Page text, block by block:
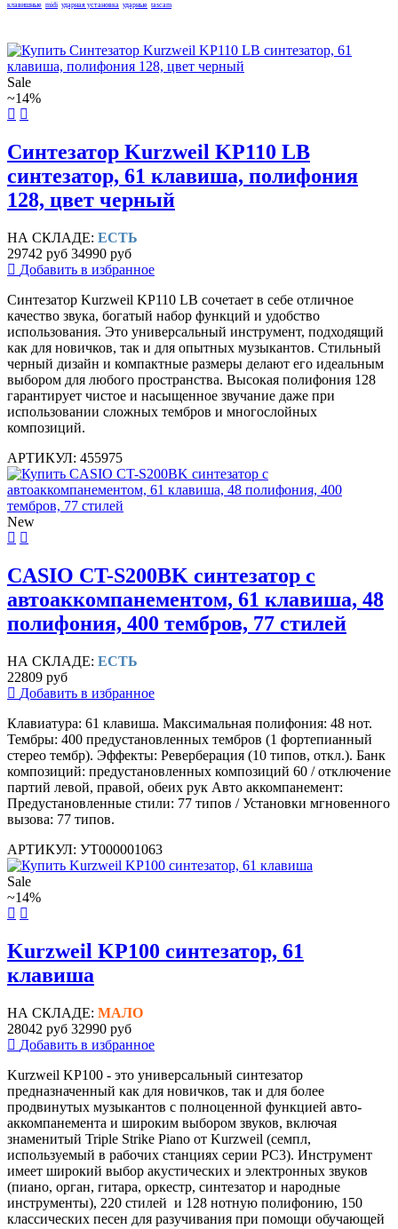
клавишные midi ударная установка ударные tascam
Sale
~14%
Синтезатор Kurzweil KP110 LB
синтезатор, 61 клавиша, полифония
128, цвет черный
НА СКЛАДЕ: ЕСТЬ
29742 руб 34990 руб
Добавить в избранное
Синтезатор Kurzweil KP110 LB сочетает в себе отличное
качество звука, богатый набор функций и удобство
использования. Это универсальный инструмент, подходящий
как для новичков, так и для опытных музыкантов. Стильный
черный дизайн и компактные размеры делают его идеальным
выбором для любого пространства. Высокая полифония 128
гарантирует чистое и насыщенное звучание даже при
использовании сложных тембров и многослойных
композиций.
АРТИКУЛ: 455975
New
CASIO CT-S200BK синтезатор с
автоаккомпанементом, 61 клавиша, 48
полифония, 400 тембров, 77 стилей
НА СКЛАДЕ: ЕСТЬ
22809 руб
Добавить в избранное
Клавиатура: 61 клавиша. Максимальная полифония: 48 нот.
Тембры: 400 предустановленных тембров (1 фортепианный
стерео тембр). Эффекты: Реверберация (10 типов, откл.). Банк
композиций: предустановленных композиций 60 / отключение
партий левой, правой, обеих рук Авто аккомпанемент:
Предустановленные стили: 77 типов / Установки мгновенного
вызова: 77 типов.
АРТИКУЛ: УТ000001063
Sale
~14%
Kurzweil KP100 синтезатор, 61
клавиша
НА СКЛАДЕ: МАЛО
28042 руб 32990 руб
Добавить в избранное
Kurzweil KP100 - это универсальный синтезатор
предназначенный как для новичков, так и для более
продвинутых музыкантов с полноценной функцией авто-
аккомпанемента и широким выбором звуков, включая
знаменитый Triple Strike Piano от Kurzweil (семпл,
используемый в рабочих станциях серии PC3). Инструмент
имеет широкий выбор акустических и электронных звуков
(пиано, орган, гитара, оркестр, синтезатор и народные
инструменты), 220 стилей и 128 нотную полифонию, 150
классических песен для разучивания при помощи обучающей